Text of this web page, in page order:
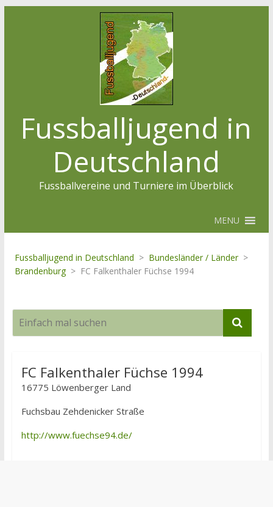
Fussballjugend in
Deutschland
Fussballvereine und Turniere im Überblick
MENU
Fussballjugend in Deutschland > Bundesländer / Länder >
Brandenburg > FC Falkenthaler Füchse 1994
FC Falkenthaler Füchse 1994
16775 Löwenberger Land
Fuchsbau Zehdenicker Straße
http://www.fuechse94.de/